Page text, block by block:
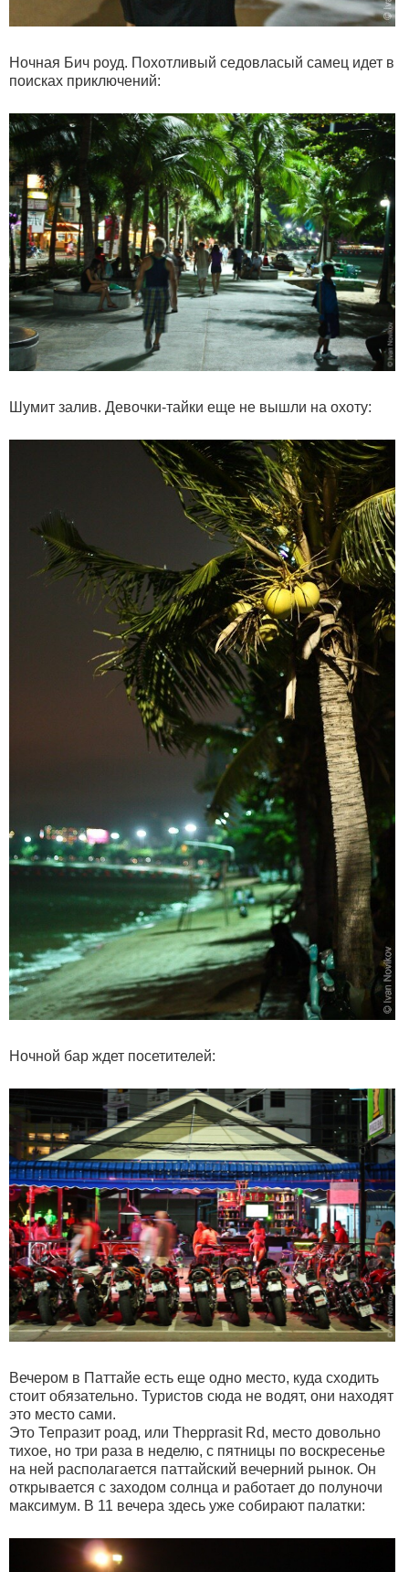
Ночная Бич роуд. Похотливый седовласый самец идет в
поисках приключений:
Шумит залив. Девочки-тайки еще не вышли на охоту:
Ночной бар ждет посетителей:
Вечером в Паттайе есть еще одно место, куда сходить
стоит обязательно. Туристов сюда не водят, они находят
это место сами.
Это Тепразит роад, или Thepprasit Rd, место довольно
тихое, но три раза в неделю, с пятницы по воскресенье
на ней располагается паттайский вечерний рынок. Он
открывается с заходом солнца и работает до полуночи
максимум. В 11 вечера здесь уже собирают палатки: